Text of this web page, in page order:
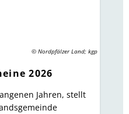
© Nordpfälzer Land; kgp
2026
Jahren, stellt